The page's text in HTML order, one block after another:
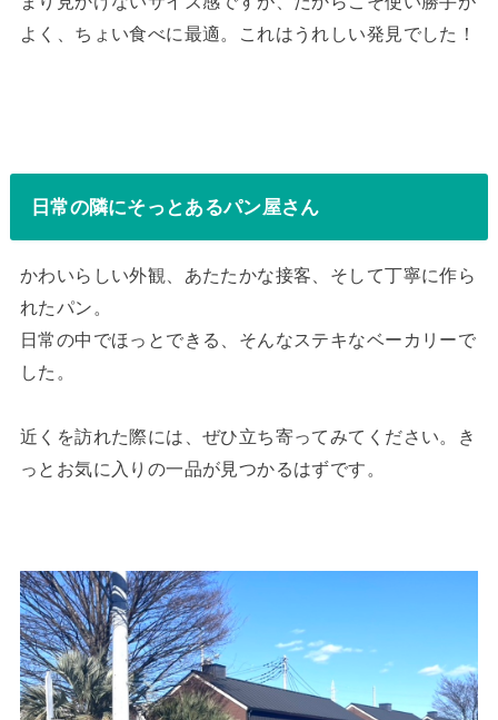
よく、ちょい食べに最適。これはうれしい発見でした！
日常の隣にそっとあるパン屋さん
かわいらしい外観、あたたかな接客、そして丁寧に作ら
れたパン。
日常の中でほっとできる、そんなステキなベーカリーで
した。
近くを訪れた際には、ぜひ立ち寄ってみてください。き
っとお気に入りの一品が見つかるはずです。